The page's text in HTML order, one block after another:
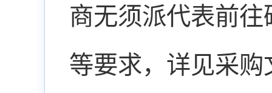
商无须派代表前
等要求，详见采购